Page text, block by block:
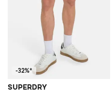
-32%*
SUPERDRY